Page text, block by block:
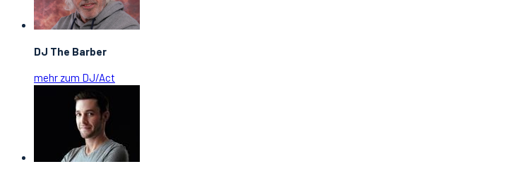
DJ The Barber
mehr zum DJ/Act